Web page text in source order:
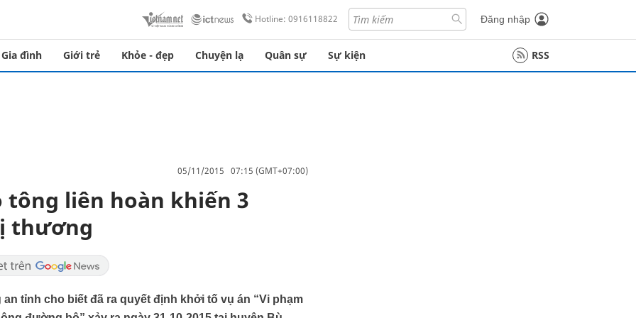
Hotline: 0916118822 Đăng nhập
Gia đình Giới trẻ Khỏe - đẹp Chuyện lạ Quân sự Sự kiện RSS
05/11/2015 07:15 (GMT+07:00)
tông liên hoàn khiến 3
thương
tỉnh cho biết đã ra quyết định khởi tố vụ án “Vi phạm